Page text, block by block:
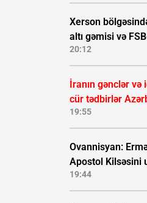
Xerson
altı gəmisi və
20:12
İranın gənclər
cür tədbirlər
19:55
Ovannisyan:
Apostol Kilsəsini
19:44